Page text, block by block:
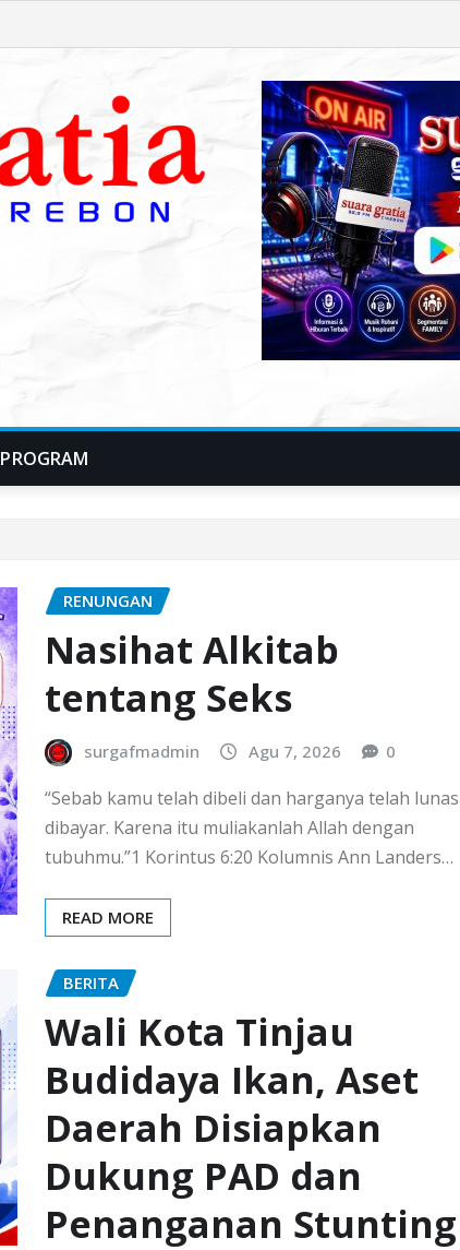
PROGRAM
RENUNGAN
Nasihat Alkitab
tentang Seks
surgafmadmin Agu 7, 2026 0
“Sebab kamu telah dibeli dan harganya telah lunas
dibayar. Karena itu muliakanlah Allah dengan
tubuhmu.”1 Korintus 6:20 Kolumnis Ann Landers…
READ MORE
BERITA
Wali Kota Tinjau
Budidaya Ikan, Aset
Daerah Disiapkan
Dukung PAD dan
Penanganan Stunting